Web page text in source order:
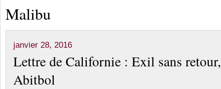
Malibu
janvier 28, 2016
Lettre de Californie : Exil sans
Abitbol